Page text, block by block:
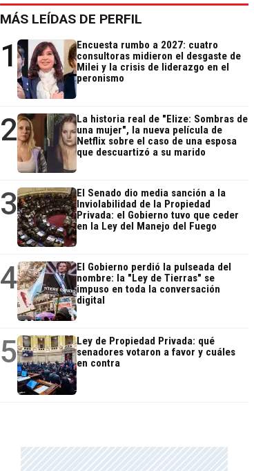
MÁS LEÍDAS DE PERFIL
1
Encuesta rumbo a 2027: cuatro
consultoras midieron el desgaste de
Milei y la crisis de liderazgo en el
peronismo
2
La historia real de "Elize: Sombras de
una mujer", la nueva película de
Netflix sobre el caso de una esposa
que descuartizó a su marido
3
El Senado dio media sanción a la
Inviolabilidad de la Propiedad
Privada: el Gobierno tuvo que ceder
en la Ley del Manejo del Fuego
4
El Gobierno perdió la pulseada del
nombre: la "Ley de Tierras" se
impuso en toda la conversación
digital
5
Ley de Propiedad Privada: qué
senadores votaron a favor y cuáles
en contra